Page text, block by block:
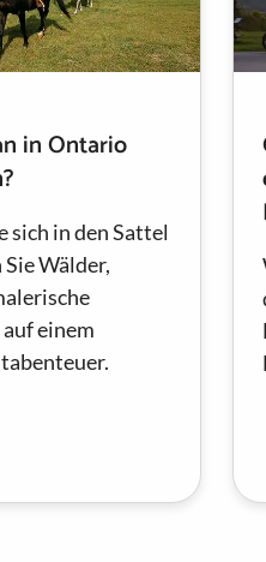
in Ontario
sich in den Sattel
Wälder,
einem